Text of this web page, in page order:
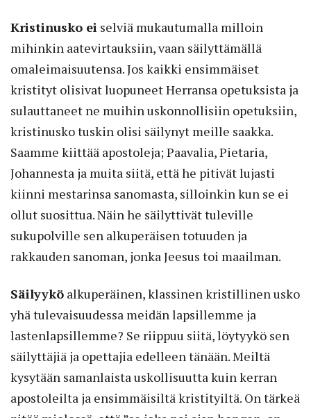
Kristinusko ei selviä mukautumalla milloin
mihinkin aatevirtauksiin, vaan säilyttämällä
omaleimaisuutensa. Jos kaikki ensimmäiset
kristityt olisivat luopuneet Herransa opetuksista ja
sulauttaneet ne muihin uskonnollisiin opetuksiin,
kristinusko tuskin olisi säilynyt meille saakka.
Saamme kiittää apostoleja; Paavalia, Pietaria,
Johannesta ja muita siitä, että he pitivät lujasti
kiinni mestarinsa sanomasta, silloinkin kun se ei
ollut suosittua. Näin he säilyttivät tuleville
sukupolville sen alkuperäisen totuuden ja
rakkauden sanoman, jonka Jeesus toi maailman.
Säilyykö alkuperäinen, klassinen kristillinen usko
yhä tulevaisuudessa meidän lapsillemme ja
lastenlapsillemme? Se riippuu siitä, löytyykö sen
säilyttäjiä ja opettajia edelleen tänään. Meiltä
kysytään samanlaista uskollisuutta kuin kerran
apostoleilta ja ensimmäisiltä kristityiltä. On tärkeä